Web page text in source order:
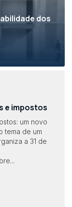
dos
e impostos
um novo
tema de um
a 31 de